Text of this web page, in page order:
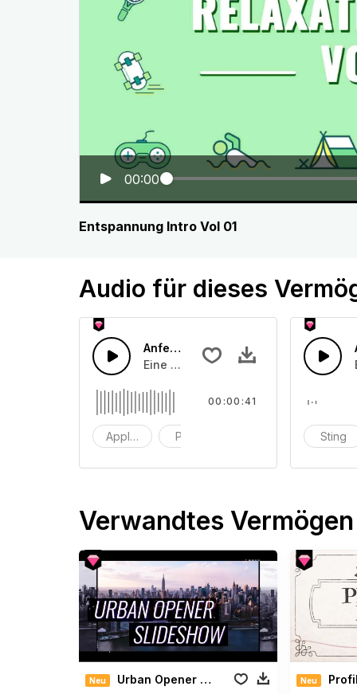
00:00
Entspannung Intro Vol 01
Audio für dieses
Anfeuerungsrufe 1
Eine Ansammlung von
Applaus Prost
00:00:41
Sting
Verwandtes Vermögen
Neu Urban Opener Slideshow Neu